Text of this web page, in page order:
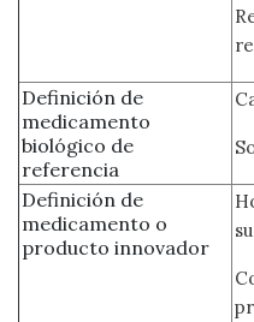
Definición de
medicamento
biológico de
referencia
Definición de
medicamento o
producto innovador